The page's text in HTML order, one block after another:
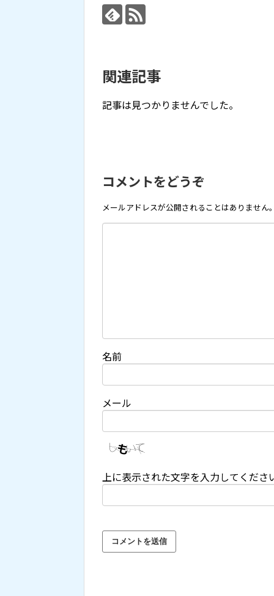
関連記事
記事は見つかりませんでした。
コメントをどうぞ
メールアドレスが公開されることはありません
名前
メール
上に表示された文字を入力してくださ